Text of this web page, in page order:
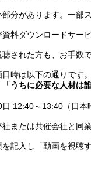
部分があります。一
資料ダウンロードサー
聴された方も、お手数
日時は以下の通りです
「うちに必要な人材
12:40～13:40（日本
または共催会社と同
を記入し「動画を視聴